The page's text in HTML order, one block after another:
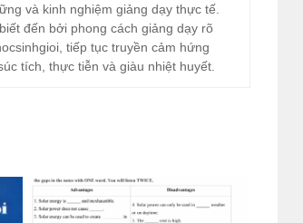
và kinh nghiệm giảng dạy thực tế.
đến bởi phong cách giảng dạy rõ
tiếp tục truyền cảm hứng
tích, thực tiễn và giàu nhiệt huyết.